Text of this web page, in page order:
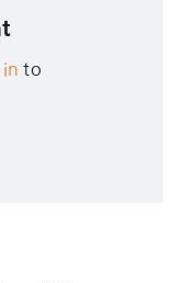
in to